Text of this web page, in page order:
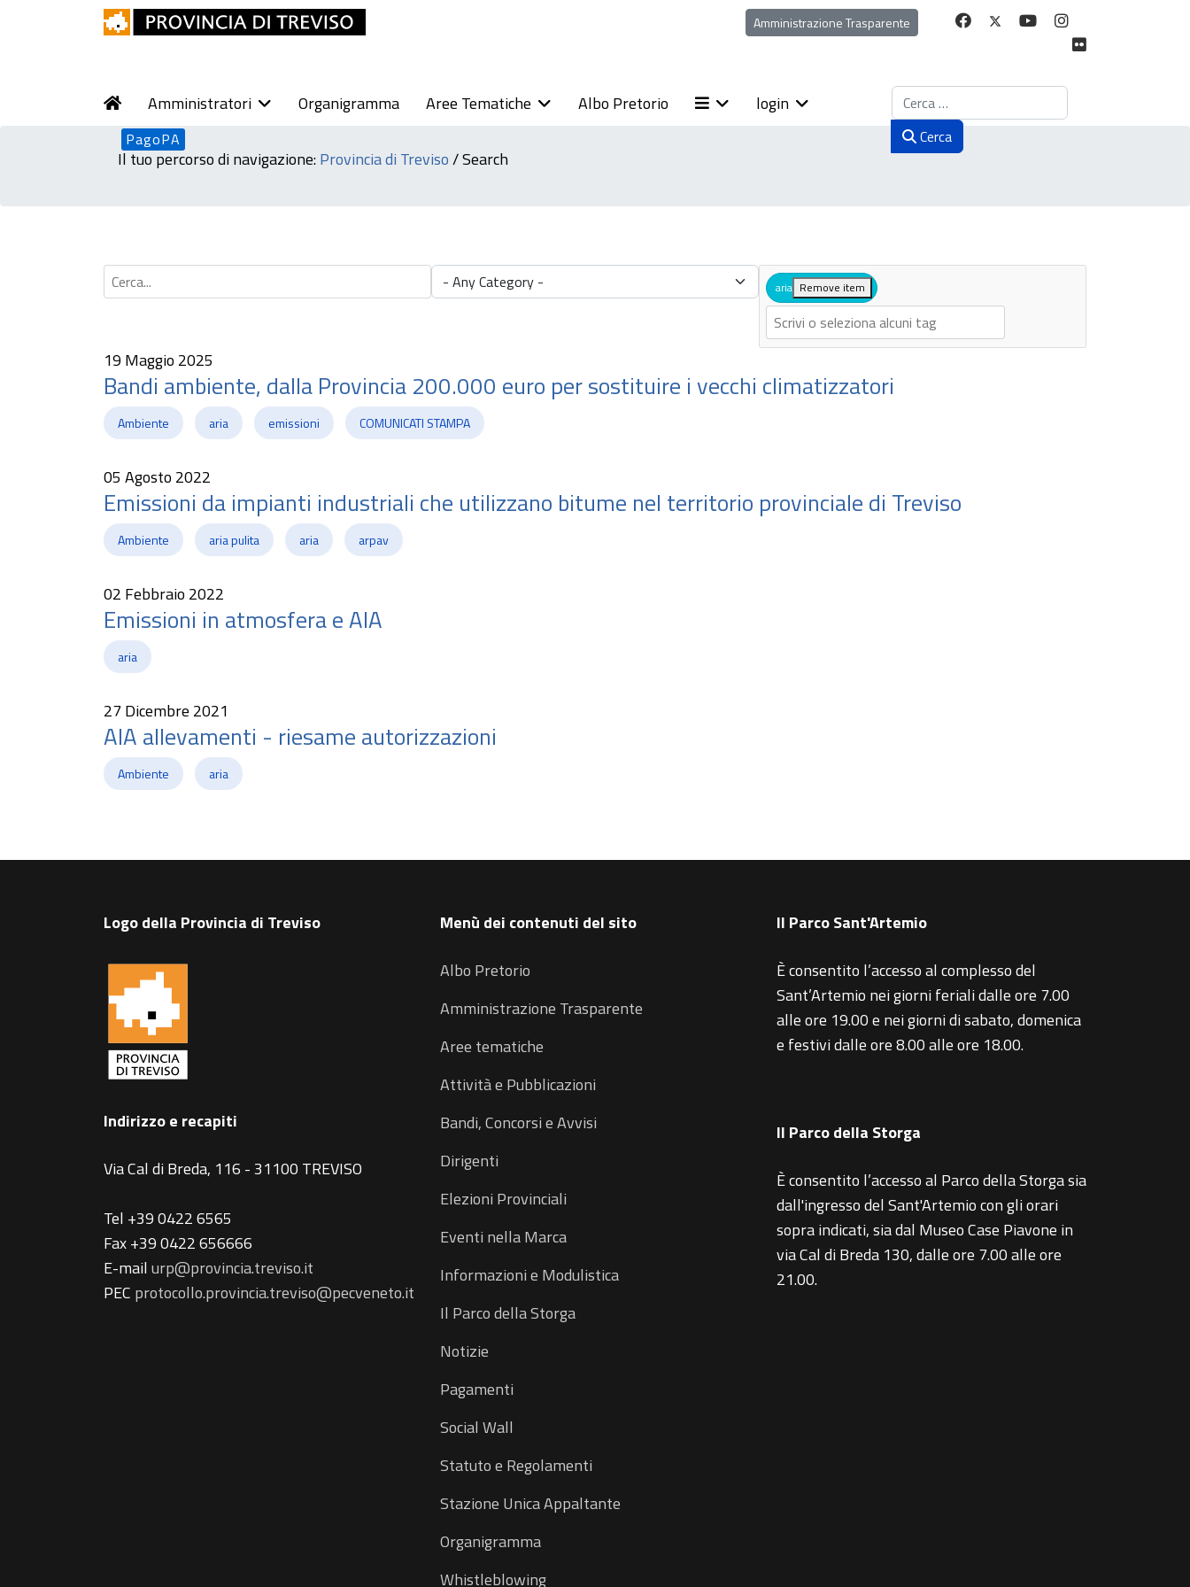
Amministrazione Trasparente
Amministratori Organigramma Aree Tematiche Albo Pretorio login
PagoPA
Cerca
Cerca
Il tuo percorso di navigazione:Provincia di Treviso/Search
aria Remove item
19 Maggio 2025
Bandi ambiente, dalla Provincia 200.000 euro per sostituire i vecchi climatizzatori
Ambiente aria emissioni COMUNICATI STAMPA
05 Agosto 2022
Emissioni da impianti industriali che utilizzano bitume nel territorio provinciale di Treviso
Ambiente aria pulita aria arpav
02 Febbraio 2022
Emissioni in atmosfera e AIA
aria
27 Dicembre 2021
AIA allevamenti - riesame autorizzazioni
Ambiente aria
Logo della Provincia di Treviso
Indirizzo e recapiti
Via Cal di Breda, 116 - 31100 TREVISO
Tel +39 0422 6565
Fax +39 0422 656666
E-mailurp@provincia.treviso.it
PEC protocollo.provincia.treviso@pecveneto.it
Menù dei contenuti del sito
Albo Pretorio
Amministrazione Trasparente
Aree tematiche
Attività e Pubblicazioni
Bandi, Concorsi e Avvisi
Dirigenti
Elezioni Provinciali
Eventi nella Marca
Informazioni e Modulistica
Il Parco della Storga
Notizie
Pagamenti
Social Wall
Statuto e Regolamenti
Stazione Unica Appaltante
Organigramma
Whistleblowing
Il Parco Sant'Artemio
È consentito l’accesso al complesso del
Sant’Artemio nei giorni feriali dalle ore 7.00
alle ore 19.00 e nei giorni di sabato, domenica
e festivi dalle ore 8.00 alle ore 18.00.
Il Parco della Storga
È consentito l’accesso al Parco della Storga sia
dall'ingresso del Sant'Artemio con gli orari
sopra indicati, sia dal Museo Case Piavone in
via Cal di Breda 130, dalle ore 7.00 alle ore
21.00.